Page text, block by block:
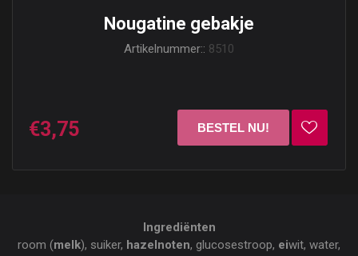
Nougatine gebakje
Artikelnummer:: 8510
€3,75
Ingrediënten
room (melk), suiker, hazelnoten, glucosestroop, eiwit, water,